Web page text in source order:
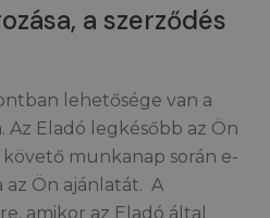
a szerződés
lehetősége van a
Az Eladó legkésőbb az Ön
munkanap során e-
az Ön ajánlatát. A
amikor az Eladó által